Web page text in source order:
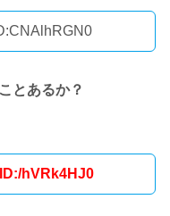
とあるか？
ID:/hVRk4HJ0